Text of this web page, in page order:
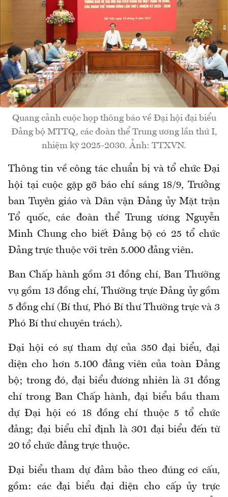
Quang cảnh cuộc họp thông báo về Đại hội đại biểu
Đảng bộ MTTQ, các đoàn thể Trung ương lần thứ I,
nhiệm kỳ 2025-2030. Ảnh: TTXVN.
Thông tin về công tác chuẩn bị và tổ chức Đại
hội tại cuộc gặp gỡ báo chí sáng 18/9, Trưởng
ban Tuyên giáo và Dân vận Đảng ủy Mặt trận
Tổ quốc, các đoàn thể Trung ương Nguyễn
Minh Chung cho biết Đảng bộ có 25 tổ chức
Đảng trực thuộc với trên 5.000 đảng viên.
Ban Chấp hành gồm 31 đồng chí, Ban Thường
vụ gồm 13 đồng chí, Thường trực Đảng ủy gồm
5 đồng chí (Bí thư, Phó Bí thư Thường trực và 3
Phó Bí thư chuyên trách).
Đại hội có sự tham dự của 350 đại biểu, đại
diện cho hơn 5.100 đảng viên của toàn Đảng
bộ; trong đó, đại biểu đương nhiên là 31 đồng
chí trong Ban Chấp hành, đại biểu bầu tham
dự Đại hội có 18 đồng chí thuộc 5 tổ chức
đảng; đại biểu chỉ định là 301 đại biểu đến từ
20 tổ chức đảng trực thuộc.
Đại biểu tham dự đảm bảo theo đúng cơ cấu,
gồm: các đại biểu đại diện cho cấp ủy trực